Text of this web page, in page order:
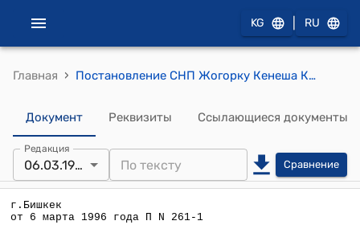
KG RU
Главная › Постановление СНП Жогорку Кенеша КР от 6 марта 1996 года П №261-1 "О Законе Кыргызской Республики "Об амнистии женщин"
Документ Реквизиты Ссылающиеся документы
Редакция
06.03.1996 Сравнение